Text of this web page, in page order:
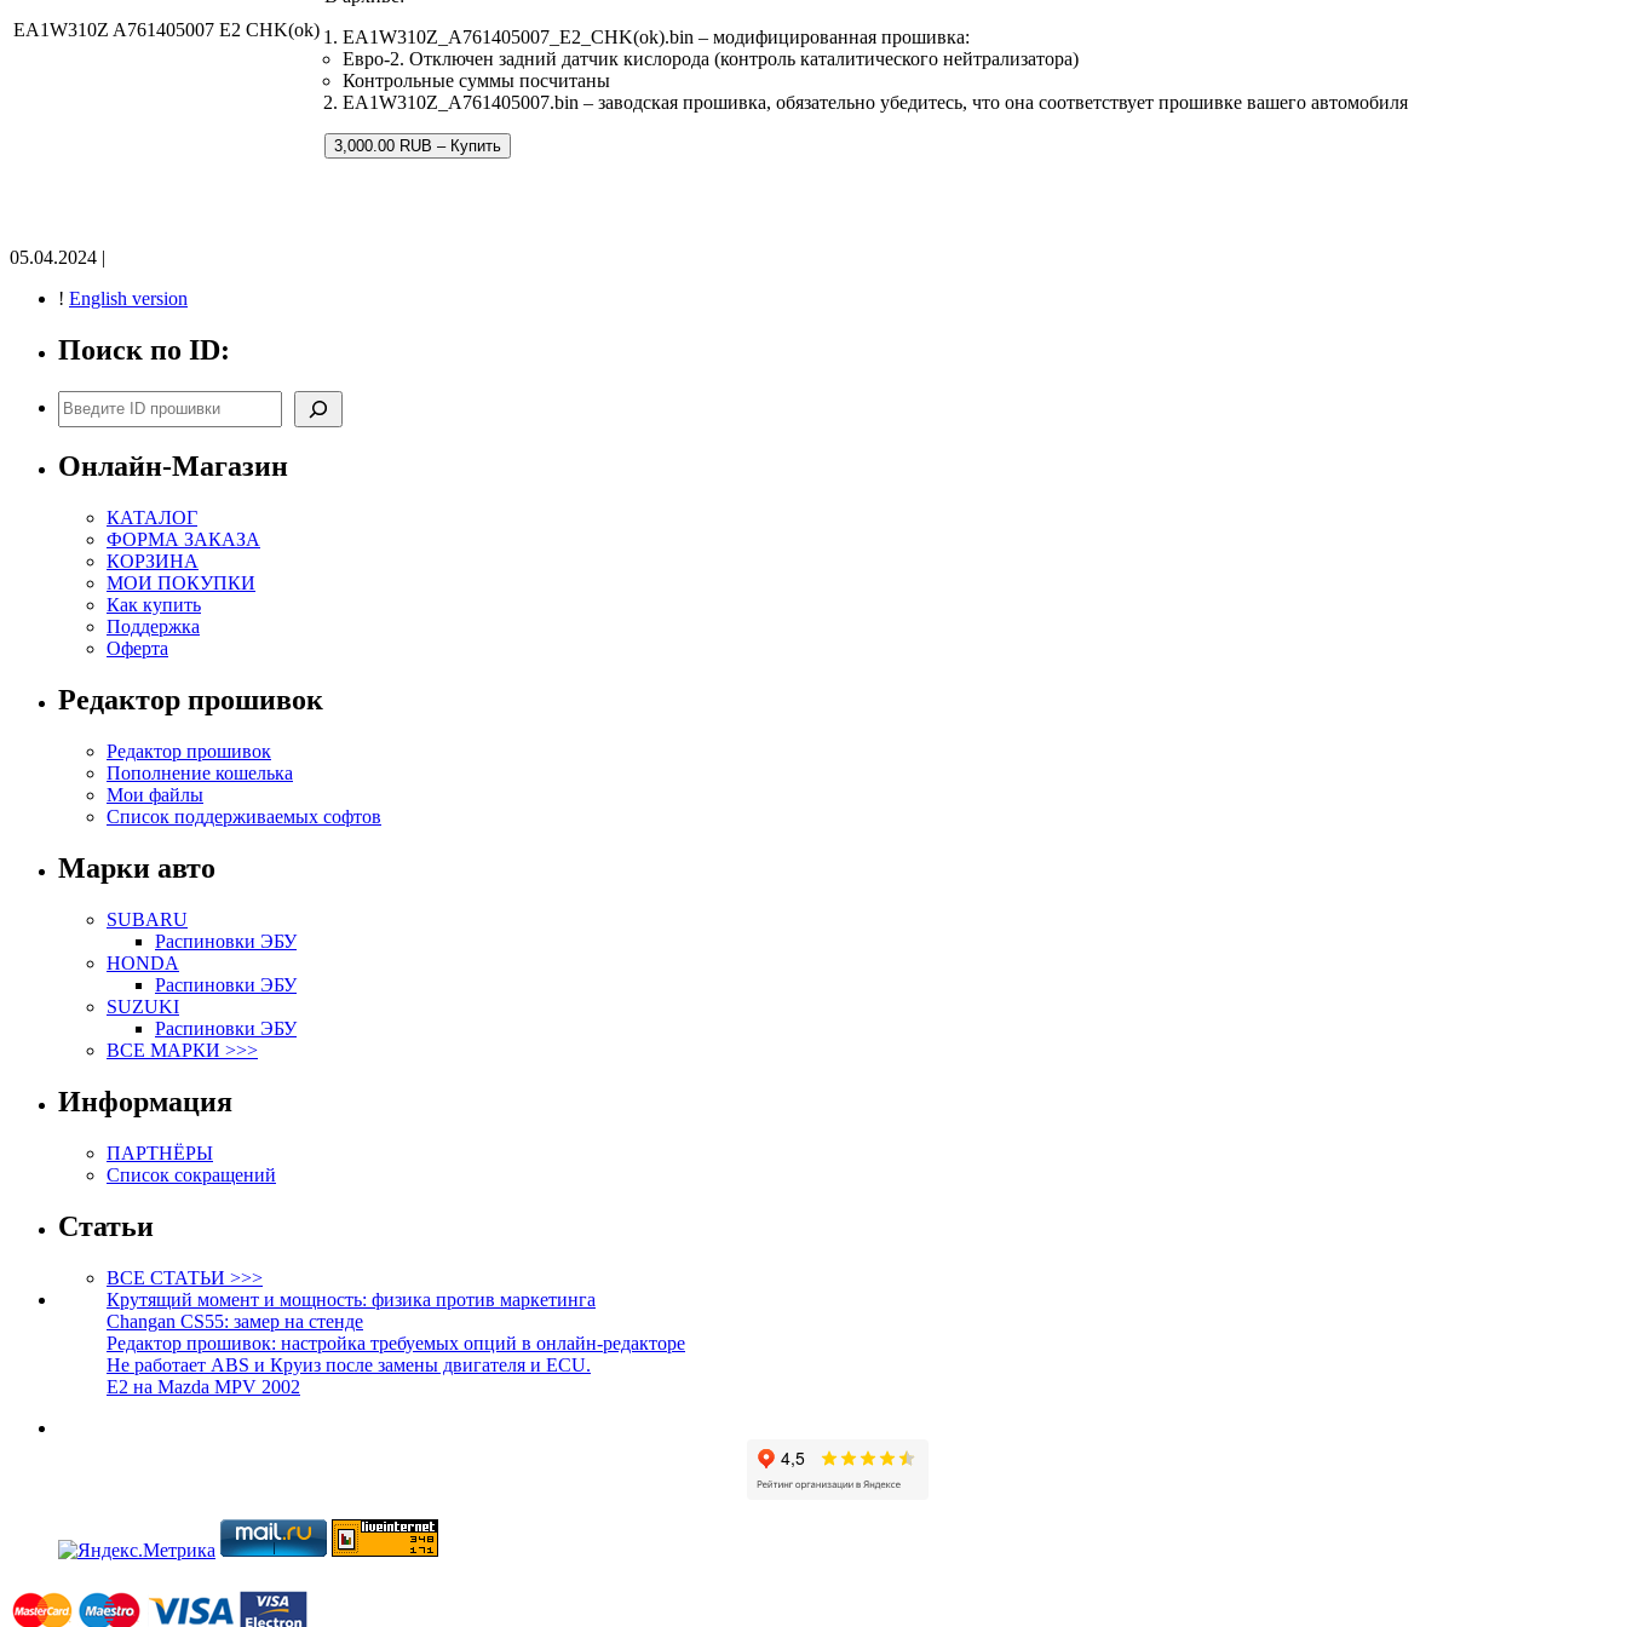
EA1W310Z A761405007 E2 CHK(ok)
EA1W310Z_A761405007_E2_CHK(ok).bin – модифицированная прошивка:
Евро-2. Отключен задний датчик кислорода (контроль каталитического нейтрализатора)
Контрольные суммы посчитаны
EA1W310Z_A761405007.bin – заводская прошивка, обязательно убедитесь, что она соответствует прошивке вашего автомобиля
3,000.00 RUB – Купить
05.04.2024 |
! English version
Поиск по ID:
Поиск
Онлайн-Магазин
КАТАЛОГ
ФОРМА ЗАКАЗА
КОРЗИНА
МОИ ПОКУПКИ
Как купить
Поддержка
Оферта
Редактор прошивок
Редактор прошивок
Пополнение кошелька
Мои файлы
Список поддерживаемых софтов
Марки авто
SUBARU
Распиновки ЭБУ
HONDA
Распиновки ЭБУ
SUZUKI
Распиновки ЭБУ
ВСЕ МАРКИ >>>
Информация
ПАРТНЁРЫ
Список сокращений
Статьи
ВСЕ СТАТЬИ >>>
Крутящий момент и мощность: физика против маркетинга
Changan CS55: замер на стенде
Редактор прошивок: настройка требуемых опций в онлайн-редакторе
Не работает ABS и Круиз после замены двигателя и ECU.
E2 на Mazda MPV 2002